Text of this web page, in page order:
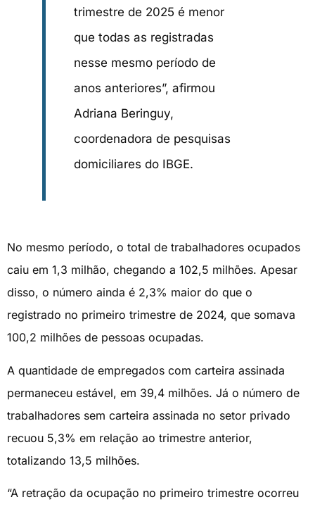
trimestre de 2025 é menor
que todas as registradas
nesse mesmo período de
anos anteriores”, afirmou
Adriana Beringuy,
coordenadora de pesquisas
domiciliares do IBGE.
No mesmo período, o total de trabalhadores ocupados
caiu em 1,3 milhão, chegando a 102,5 milhões. Apesar
disso, o número ainda é 2,3% maior do que o
registrado no primeiro trimestre de 2024, que somava
100,2 milhões de pessoas ocupadas.
A quantidade de empregados com carteira assinada
permaneceu estável, em 39,4 milhões. Já o número de
trabalhadores sem carteira assinada no setor privado
recuou 5,3% em relação ao trimestre anterior,
totalizando 13,5 milhões.
“A retração da ocupação no primeiro trimestre ocorreu